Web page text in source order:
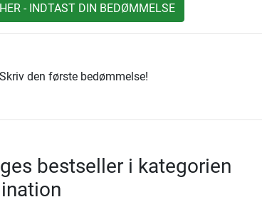
- INDTAST DIN BEDØMMELSE
Skriv den første bedømmelse!
bestseller i kategorien